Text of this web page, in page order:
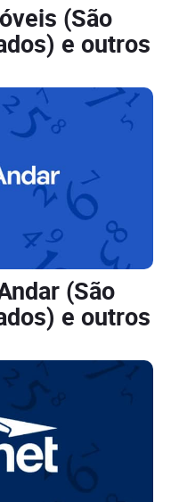
(São
e outros
(São
e outros